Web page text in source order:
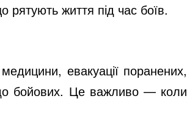
життя під час боїв.
евакуації поранених,
до бойових. Це важливо — коли